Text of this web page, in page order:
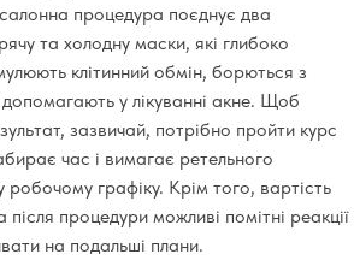
процедура поєднує два
та холодну маски, які глибоко
клітинний обмін, борються з
у лікуванні акне. Щоб
зазвичай, потрібно пройти курс
час і вимагає ретельного
робочому графіку. Крім того, вартість
процедури можливі помітні реакції
на подальші плани.